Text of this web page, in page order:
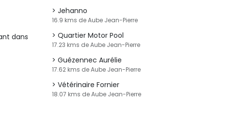
dans
Jehanno
16.9 kms de Aube Jean-Pierre
Quartier Motor Pool
17.23 kms de Aube Jean-Pierre
Guézennec Aurélie
17.62 kms de Aube Jean-Pierre
Vétérinaire Fornier
18.07 kms de Aube Jean-Pierre